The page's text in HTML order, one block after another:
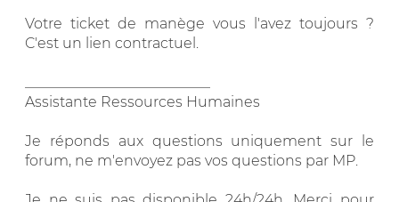
Votre ticket de manège vous l'avez toujours ?
C'est un lien contractuel.
Assistante Ressources Humaines
Je réponds aux questions uniquement sur le
forum, ne m'envoyez pas vos questions par MP.